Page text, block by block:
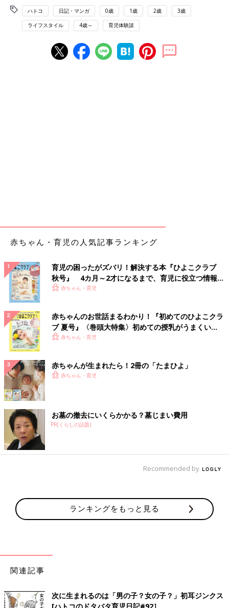
ハトコ 日記・マンガ 0歳 1歳 2歳 3歳
ライフスタイル 4歳～ 育児体験談
赤ちゃん・育児の人気記事ランキング
育児の困ったがズバリ！解決する本『ひよこクラブ
秋号』 4カ月～2才になるまで、育児に役立つ情報が
いっぱい！
赤ちゃん・育児
赤ちゃんのお世話まるわかり！『初めてのひよこクラ
ブ 夏号』〈巻頭大特集〉初めての授乳がうまくい
く！ おっぱい・ミルクの基本と夏のトラブル 解決テ
赤ちゃん・育児
赤ちゃんが生まれたら！2冊の「たまひよ」
赤ちゃん・育児
お墓の撤去にいくらかかる？墓じまい費用
PR(くらしの話題)
Recommended by
ランキングをもっと見る
関連記事
次に生まれるのは「男の子？女の子？」初耳ジンクス